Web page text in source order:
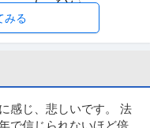
(PM)／映画『正体』等の
みる
感じ、悲しいです。 法